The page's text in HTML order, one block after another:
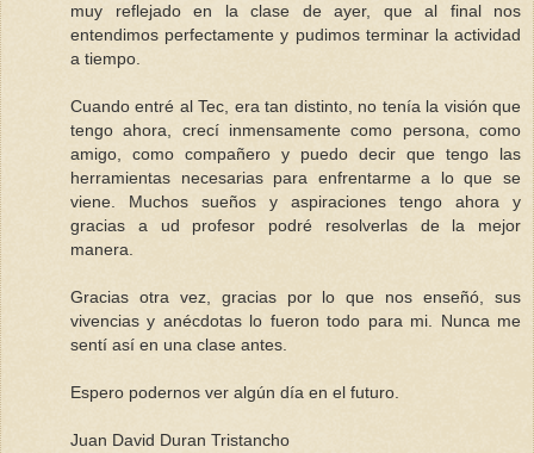
muy reflejado en la clase de ayer, que al final nos
entendimos perfectamente y pudimos terminar la actividad
a tiempo.
Cuando entré al Tec, era tan distinto, no tenía la visión que
tengo ahora, crecí inmensamente como persona, como
amigo, como compañero y puedo decir que tengo las
herramientas necesarias para enfrentarme a lo que se
viene. Muchos sueños y aspiraciones tengo ahora y
gracias a ud profesor podré resolverlas de la mejor
manera.
Gracias otra vez, gracias por lo que nos enseñó, sus
vivencias y anécdotas lo fueron todo para mi. Nunca me
sentí así en una clase antes.
Espero podernos ver algún día en el futuro.
Juan David Duran Tristancho